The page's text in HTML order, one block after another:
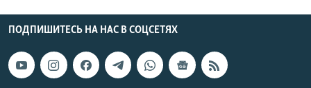
ПОДПИШИТЕСЬ НА НАС В СОЦСЕТЯХ